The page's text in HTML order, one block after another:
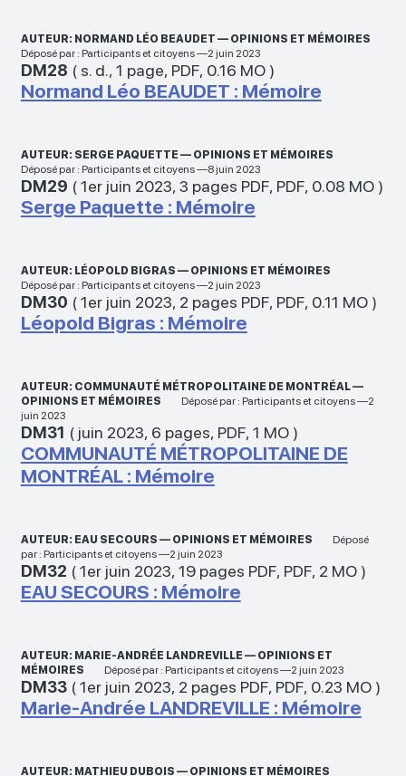
AUTEUR: NORMAND LÉO BEAUDET — OPINIONS ET MÉMOIRES
Déposé par : Participants et citoyens —2 juin 2023
DM28 ( s. d., 1 page, PDF, 0.16 MO)
Normand Léo BEAUDET : Mémoire
AUTEUR: SERGE PAQUETTE — OPINIONS ET MÉMOIRES
Déposé par : Participants et citoyens —8 juin 2023
DM29 (1er juin 2023, 3 pages PDF, PDF, 0.08 MO)
Serge Paquette : Mémoire
AUTEUR: LÉOPOLD BIGRAS — OPINIONS ET MÉMOIRES
Déposé par : Participants et citoyens —2 juin 2023
DM30 (1er juin 2023, 2 pages PDF, PDF, 0.11 MO)
Léopold Bigras : Mémoire
AUTEUR: COMMUNAUTÉ MÉTROPOLITAINE DE MONTRÉAL —
OPINIONS ET MÉMOIRES
Déposé par : Participants et citoyens —2
juin 2023
DM31 ( juin 2023, 6 pages, PDF, 1 MO)
COMMUNAUTÉ MÉTROPOLITAINE DE
MONTRÉAL : Mémoire
AUTEUR: EAU SECOURS — OPINIONS ET MÉMOIRES
Déposé
par : Participants et citoyens —2 juin 2023
DM32 (1er juin 2023, 19 pages PDF, PDF, 2 MO)
EAU SECOURS : Mémoire
AUTEUR: MARIE-ANDRÉE LANDREVILLE — OPINIONS ET
MÉMOIRES
Déposé par : Participants et citoyens —2 juin 2023
DM33(1er juin 2023, 2 pages PDF, PDF, 0.23 MO)
Marie-Andrée LANDREVILLE : Mémoire
AUTEUR: MATHIEU DUBOIS — OPINIONS ET MÉMOIRES